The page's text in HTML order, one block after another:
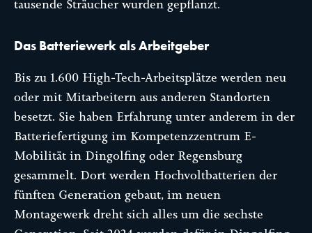
tausende Sträucher wurden gepflanzt.
Das Batteriewerk als Arbeitgeber
Bis zu 1.600 High-Tech-Arbeitsplätze werden neu
oder mit Mitarbeitern aus anderen Standorten
besetzt. Sie haben Erfahrung unter anderem in der
Batteriefertigung im Kompetenzzentrum E-
Mobilität in Dingolfing oder Regensburg
gesammelt. Dort werden Hochvoltbatterien der
fünften Generation gebaut, im neuen
Montagewerk dreht sich alles um die sechste